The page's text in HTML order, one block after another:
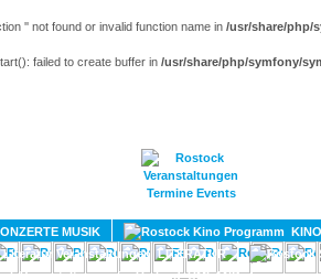
'' not found or invalid function name in /usr/share/php/
failed to create buffer in /usr/share/php/symfony/
MUSIK KINO
LITERATUR
UMLAND